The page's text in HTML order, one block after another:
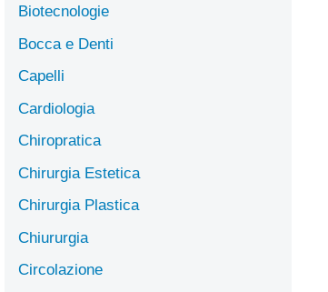
Biotecnologie
Bocca e Denti
Capelli
Cardiologia
Chiropratica
Chirurgia Estetica
Chirurgia Plastica
Chiururgia
Circolazione